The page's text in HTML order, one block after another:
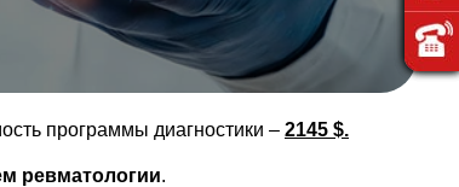
программы диагностики – 2145 $.
ревматологии.